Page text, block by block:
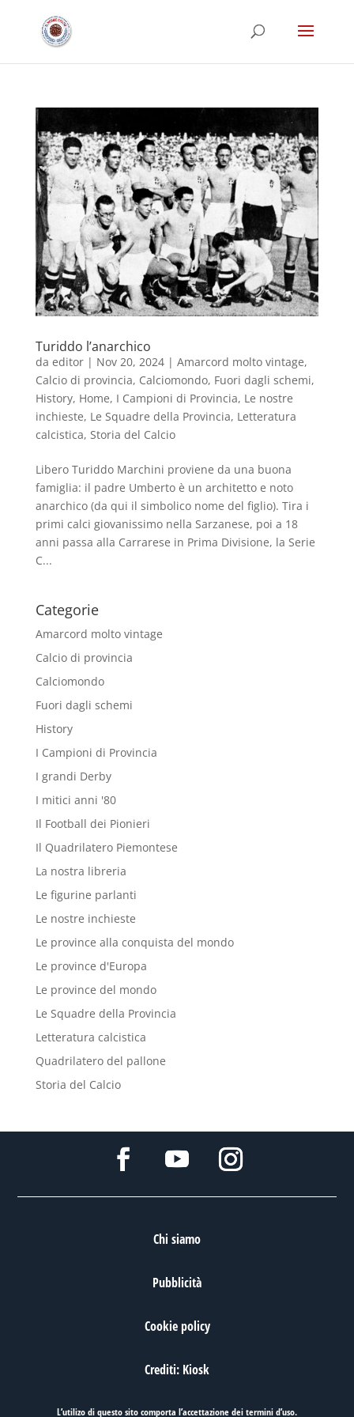
Turiddo l’anarchico
da editor| Nov 20, 2024| Amarcord molto vintage,
Calcio di provincia, Calciomondo, Fuori dagli schemi,
History, Home, I Campioni di Provincia, Le nostre
inchieste, Le Squadre della Provincia, Letteratura
calcistica, Storia del Calcio
Libero Turiddo Marchini proviene da una buona
famiglia: il padre Umberto è un architetto e noto
anarchico (da qui il simbolico nome del figlio). Tira i
primi calci giovanissimo nella Sarzanese, poi a 18
anni passa alla Carrarese in Prima Divisione, la Serie
C...
Categorie
Amarcord molto vintage
Calcio di provincia
Calciomondo
Fuori dagli schemi
History
I Campioni di Provincia
I grandi Derby
I mitici anni '80
Il Football dei Pionieri
Il Quadrilatero Piemontese
La nostra libreria
Le figurine parlanti
Le nostre inchieste
Le province alla conquista del mondo
Le province d'Europa
Le province del mondo
Le Squadre della Provincia
Letteratura calcistica
Quadrilatero del pallone
Storia del Calcio
Chi siamo
Pubblicità
Cookie policy
Crediti: Kiosk
L’utilizo di questo sito comporta l’accettazione deitermini d’uso.